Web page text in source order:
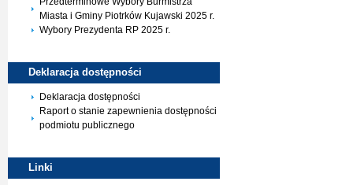
Miasta i Gminy Piotrków Kujawski 2025 r.
Wybory Prezydenta RP 2025 r.
Deklaracja dostępności
Deklaracja dostępności
Raport o stanie zapewnienia dostępności
podmiotu publicznego
Linki